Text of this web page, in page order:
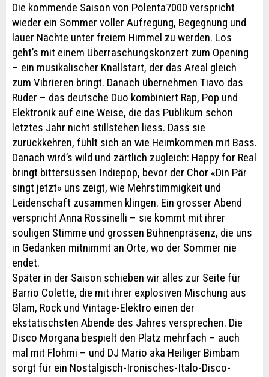
Die kommende Saison von Polenta7000 verspricht
wieder ein Sommer voller Aufregung, Begegnung und
lauer Nächte unter freiem Himmel zu werden. Los
geht’s mit einem Überraschungskonzert zum Opening
– ein musikalischer Knallstart, der das Areal gleich
zum Vibrieren bringt. Danach übernehmen Tiavo das
Ruder – das deutsche Duo kombiniert Rap, Pop und
Elektronik auf eine Weise, die das Publikum schon
letztes Jahr nicht stillstehen liess. Dass sie
zurückkehren, fühlt sich an wie Heimkommen mit Bass.
Danach wird’s wild und zärtlich zugleich: Happy for Real
bringt bittersüssen Indiepop, bevor der Chor «Din Pär
singt jetzt» uns zeigt, wie Mehrstimmigkeit und
Leidenschaft zusammen klingen. Ein grosser Abend
verspricht Anna Rossinelli – sie kommt mit ihrer
souligen Stimme und grossen Bühnenpräsenz, die uns
in Gedanken mitnimmt an Orte, wo der Sommer nie
endet.
Später in der Saison schieben wir alles zur Seite für
Barrio Colette, die mit ihrer explosiven Mischung aus
Glam, Rock und Vintage-Elektro einen der
ekstatischsten Abende des Jahres versprechen. Die
Disco Morgana bespielt den Platz mehrfach – auch
mal mit Flohmi – und DJ Mario aka Heiliger Bimbam
sorgt für ein Nostalgisch-Ironisches-Italo-Disco-